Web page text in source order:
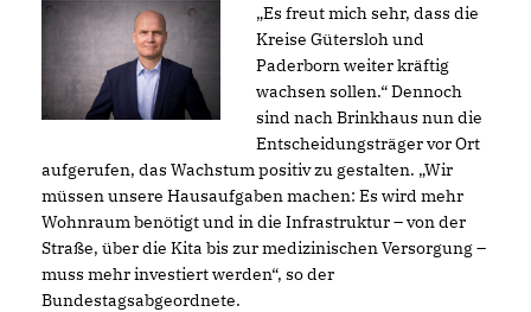
Es freut mich sehr, dass die
Kreise Gütersloh und
Paderborn weiter kräftig
wachsen sollen.“ Dennoch
sind nach Brinkhaus nun die
Entscheidungsträger vor Ort
aufgerufen, das Wachstum positiv zu gestalten. „Wir
müssen unsere Hausaufgaben machen: Es wird mehr
Wohnraum benötigt und in die Infrastruktur – von der
Straße, über die Kita bis zur medizinischen Versorgung –
muss mehr investiert werden“, so der
Bundestagsabgeordnete.